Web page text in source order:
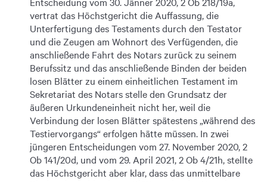
vertrat das Höchstgericht die Auffassung, die
Unterfertigung des Testaments durch den Testator
und die Zeugen am Wohnort des Verfügenden, die
anschließende Fahrt des Notars zurück zu seinem
Berufssitz und das anschließende Binden der beiden
losen Blätter zu einem einheitlichen Testament im
Sekretariat des Notars stelle den Grundsatz der
äußeren Urkundeneinheit nicht her, weil die
Verbindung der losen Blätter spätestens „während des
Testiervorgangs“ erfolgen hätte müssen. In zwei
jüngeren Entscheidungen vom 27. November 2020, 2
Ob 141/20d, und vom 29. April 2021, 2 Ob 4/21h, stellte
das Höchstgericht aber klar, dass das unmittelbare